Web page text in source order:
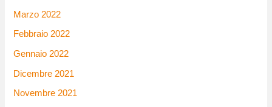
Marzo 2022
Febbraio 2022
Gennaio 2022
Dicembre 2021
Novembre 2021